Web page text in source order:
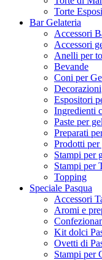
Torte
Bar Gelateria
Accessori
Accessori
Anelli per
Bevande
Coni per
Decorazioni
Espositori
Ingredienti
Paste per
Preparati
Prodotti per
Stampi per
Stampi per
Topping
Speciale Pasqua
Accessori
Aromi e
Kit dolci
Ovetti di
Stampi per